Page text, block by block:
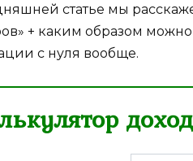
статье мы
+ каким образом
с нуля вообще.